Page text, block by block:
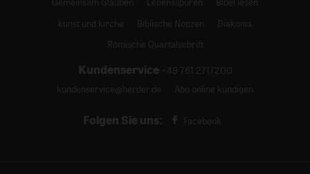
kunst und kirche
Biblische Notizen
Diakonia
Römische Quartalschrift
Kundenservice +49 761 2717200
kundenservice@herder.de
Abo online kündigen
Folgen Sie uns: Facebook